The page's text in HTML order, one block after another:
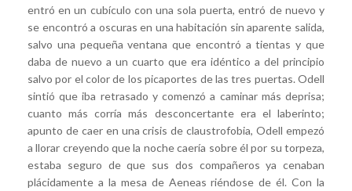
entró en un cubículo con una sola puerta, entró de nuevo y
se encontró a oscuras en una habitación sin aparente salida,
salvo una pequeña ventana que encontró a tientas y que
daba de nuevo a un cuarto que era idéntico a del principio
salvo por el color de los picaportes de las tres puertas. Odell
sintió que iba retrasado y comenzó a caminar más deprisa;
cuanto más corría más desconcertante era el laberinto;
apunto de caer en una crisis de claustrofobia, Odell empezó
a llorar creyendo que la noche caería sobre él por su torpeza,
estaba seguro de que sus dos compañeros ya cenaban
plácidamente a la mesa de Aeneas riéndose de él. Con la